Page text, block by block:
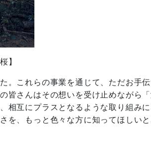
。これらの事業を通じて、ただお手伝
皆さんはその想いを受け止めながら
相互にプラスとなるような取り組みに
を、もっと色々な方に知ってほしいと